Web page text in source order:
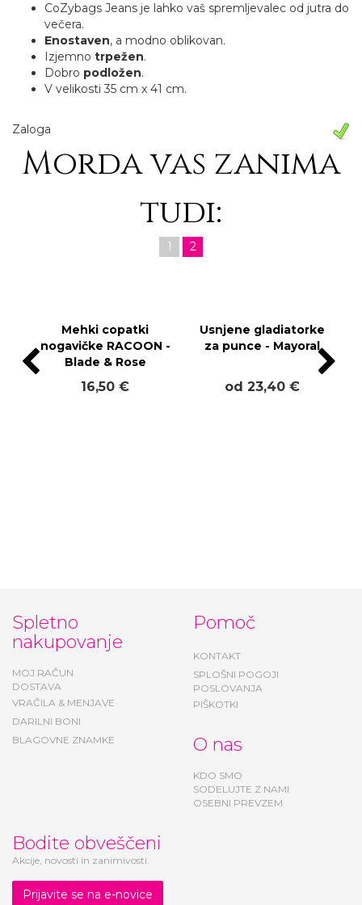
CoZybags Jeans je lahko vaš spremljevalec od jutra do
večera.
Enostaven, a modno oblikovan.
Izjemno trpežen.
Dobro podložen.
V velikosti 35 cm x 41 cm.
Zaloga
Morda vas zanima
tudi:
1 2
Mehki copatki
nogavičke RACOON -
Blade & Rose
Usnjene gladiatorke
Spletno
nakupovanje
MOJ RAČUN
DOSTAVA
VRAČILA & MENJAVE
DARILNI BONI
BLAGOVNE ZNAMKE
Pomoč
KONTAKT
SPLOŠNI POGOJI
POSLOVANJA
PIŠKOTKI
O nas
KDO SMO
SODELUJTE Z NAMI
OSEBNI PREVZEM
Bodite obveščeni
Akcije, novosti in zanimivosti.
Prijavite se na e-novice